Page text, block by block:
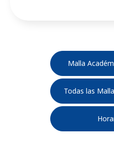
Malla
Todas las